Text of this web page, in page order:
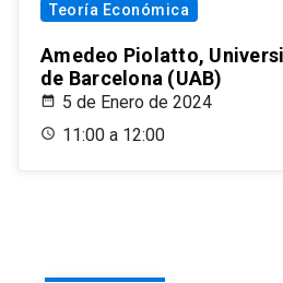
Teoría Económica
Amedeo Piolatto,
de Barcelona (UAB)
5 de Enero de 2024
11:00 a 12:00